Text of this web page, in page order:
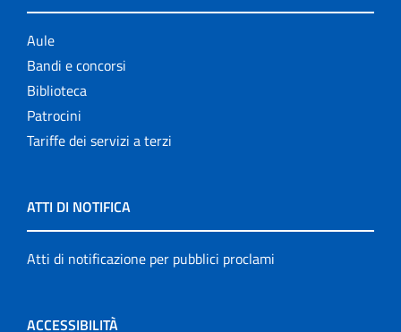
Aule
Bandi e concorsi
Biblioteca
Patrocini
Tariffe dei servizi a terzi
ATTI DI NOTIFICA
Atti di notificazione per pubblici proclami
ACCESSIBILITÀ